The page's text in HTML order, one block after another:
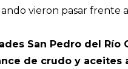
vieron pasar frente
San Pedro del Río
de crudo y aceites